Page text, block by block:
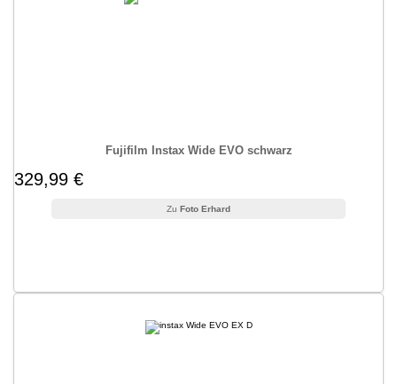
Fujifilm Instax Wide EVO schwarz
329,99 €
Foto Erhard